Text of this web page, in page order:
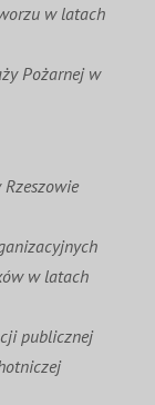
w latach
Pożarnej w
w latach
publicznej